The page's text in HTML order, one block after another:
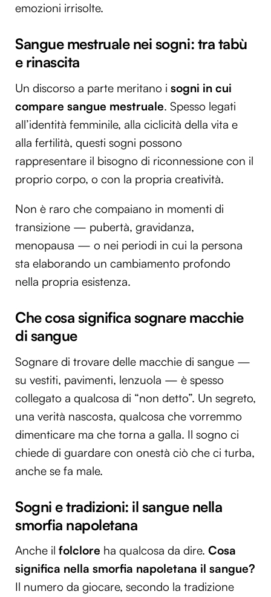
emozioni irrisolte.
Sangue mestruale nei sogni: tra tabù
e rinascita
Un discorso a parte meritano i sogni in cui
compare sangue mestruale. Spesso legati
all’identità femminile, alla ciclicità della vita e
alla fertilità, questi sogni possono
rappresentare il bisogno di riconnessione con il
proprio corpo, o con la propria creatività.
Non è raro che compaiano in momenti di
transizione — pubertà, gravidanza,
menopausa — o nei periodi in cui la persona
sta elaborando un cambiamento profondo
nella propria esistenza.
Che cosa significa sognare macchie
di sangue
Sognare di trovare delle macchie di sangue —
su vestiti, pavimenti, lenzuola — è spesso
collegato a qualcosa di “non detto”. Un segreto,
una verità nascosta, qualcosa che vorremmo
dimenticare ma che torna a galla. Il sogno ci
chiede di guardare con onestà ciò che ci turba,
anche se fa male.
Sogni e tradizioni: il sangue nella
smorfia napoletana
Anche il folclore ha qualcosa da dire. Cosa
significa nella smorfia napoletana il sangue?
Il numero da giocare, secondo la tradizione